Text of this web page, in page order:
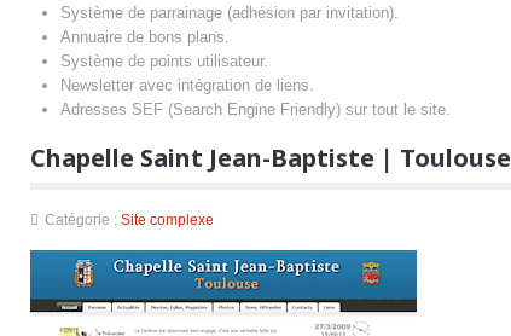
Système de parrainage (adhésion par invitation).
Annuaire de bons plans.
Système de points utilisateur.
Newsletter avec intégration de liens.
Adresses SEF (Search Engine Friendly) sur tout le site.
Chapelle Saint Jean-Baptiste | Toulouse
Catégorie : Site complexe